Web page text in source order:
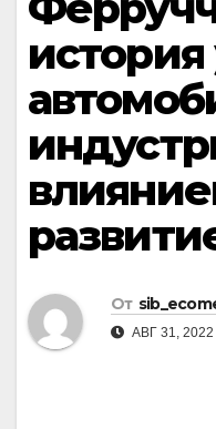
история
От
АВГ 31, 2022